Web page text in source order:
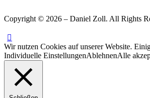
Copyright © 2026 – Daniel Zoll. All Rights
Wir nutzen Cookies auf unserer Website.
Individuelle EinstellungenAblehnenAlle